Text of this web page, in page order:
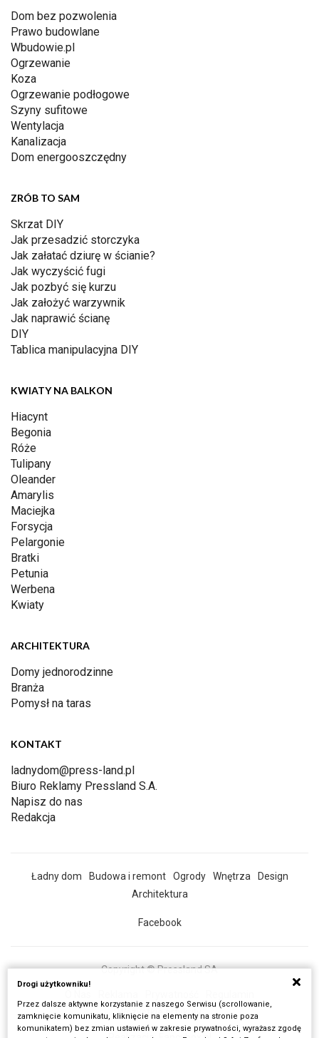
Dom bez pozwolenia
Prawo budowlane
Wbudowie.pl
Ogrzewanie
Koza
Ogrzewanie podłogowe
Szyny sufitowe
Wentylacja
Kanalizacja
Dom energooszczędny
ZRÓB TO SAM
Skrzat DIY
Jak przesadzić storczyka
Jak załatać dziurę w ścianie?
Jak wyczyścić fugi
Jak pozbyć się kurzu
Jak założyć warzywnik
Jak naprawić ścianę
DIY
Tablica manipulacyjna DIY
KWIATY NA BALKON
Hiacynt
Begonia
Róże
Tulipany
Oleander
Amarylis
Maciejka
Forsycja
Pelargonie
Bratki
Petunia
Werbena
Kwiaty
ARCHITEKTURA
Domy jednorodzinne
Branża
Pomysł na taras
KONTAKT
ladnydom@press-land.pl
Biuro Reklamy Pressland S.A.
Napisz do nas
Redakcja
Ładny dom Budowa i remont Ogrody Wnętrza
Design
Architektura
Facebook
Copyright © Pressland SA
Wszystkie artykuły
Drogi użytkowniku!
Przez dalsze aktywne korzystanie z naszego Serwisu (scrollowanie,
zamknięcie komunikatu, kliknięcie na elementy na stronie poza
komunikatem) bez zmian ustawień w zakresie prywatności, wyrażasz zgodę